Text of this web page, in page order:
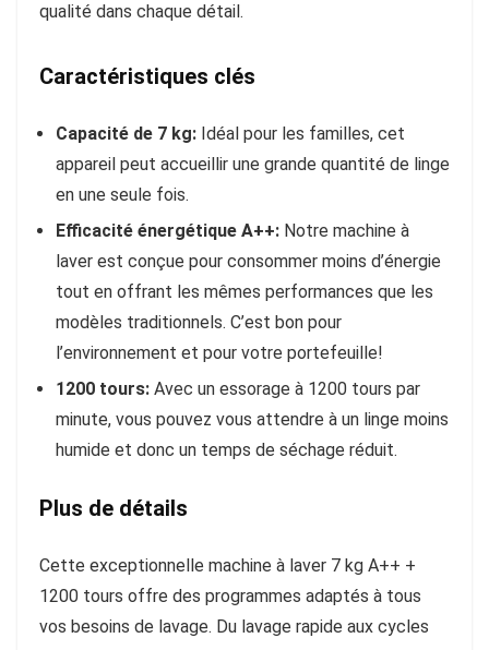
qualité dans chaque détail.
Caractéristiques clés
Capacité de 7 kg: Idéal pour les familles, cet
appareil peut accueillir une grande quantité de linge
en une seule fois.
Efficacité énergétique A++: Notre machine à
laver est conçue pour consommer moins d’énergie
tout en offrant les mêmes performances que les
modèles traditionnels. C’est bon pour
l’environnement et pour votre portefeuille!
1200 tours: Avec un essorage à 1200 tours par
minute, vous pouvez vous attendre à un linge moins
humide et donc un temps de séchage réduit.
Plus de détails
Cette exceptionnelle machine à laver 7 kg A++ +
1200 tours offre des programmes adaptés à tous
vos besoins de lavage. Du lavage rapide aux cycles